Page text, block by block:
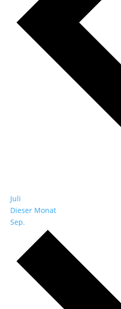
Juli
Dieser Monat
Sep.